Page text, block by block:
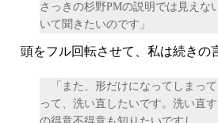
さっきの杉野PMの説明では見え
いて聞きたいのです」
頭をフル回転させて、私は続きの
「また、形だけになってしまっ
って、洗い直したいです。洗い直